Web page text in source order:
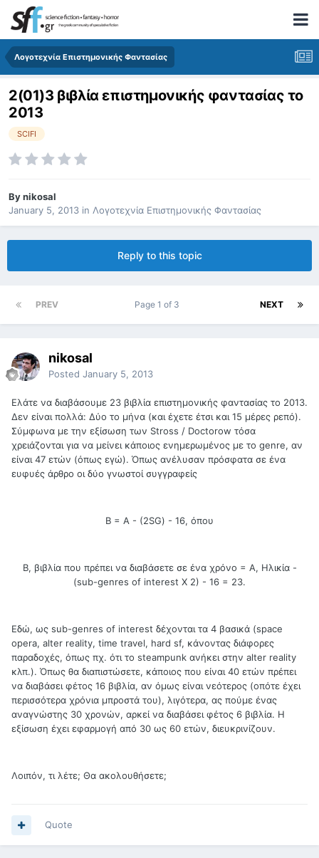
Λογοτεχνία Επιστημονικής Φαντασίας
2(01)3 βιβλία επιστημονικής φαντασίας το
2013
SCIFI
Bynikosal
January 5, 2013 in Λογοτεχνία Επιστημονικής Φαντασίας
Reply to this topic
PREV NEXT
Page 1 of 3
nikosal
Posted January 5, 2013
Ελάτε να διαβάσουμε 23 βιβλία επιστημονικής φαντασίας το 2013.
Δεν είναι πολλά: Δύο το μήνα (και έχετε έτσι και 15 μέρες ρεπό).
Σύμφωνα με την εξίσωση των Stross / Doctorow τόσα
χρειάζονται για να μείνει κάποιος ενημερωμένος με το genre, αν
είναι 47 ετών (όπως εγώ). Όπως ανέλυσαν πρόσφατα σε ένα
ευφυές άρθρο οι δύο γνωστοί συγγραφείς
Β = Α - (2SG) - 16, όπου
Β, βιβλία που πρέπει να διαβάσετε σε ένα χρόνο = Α, Ηλικία -
(sub-genres of interest Χ 2) - 16 = 23.
Εδώ, ως sub-genres of interest δέχονται τα 4 βασικά (space
opera, alter reality, time travel, hard sf, κάνοντας διάφορες
παραδοχές, όπως πχ. ότι το steampunk ανήκει στην alter reality
κλπ.). Όπως θα διαπιστώσετε, κάποιος που είναι 40 ετών πρέπει
να διαβάσει φέτος 16 βιβλία, αν όμως είναι νεότερος (οπότε έχει
περισσότερα χρόνια μπροστά του), λιγότερα, ας πούμε ένας
αναγνώστης 30 χρονών, αρκεί να διαβάσει φέτος 6 βιβλία. Η
εξίσωση έχει εφαρμογή από 30 ως 60 ετών, διευκρινίζουν.
Λοιπόν, τι λέτε; Θα ακολουθήσετε;
Quote